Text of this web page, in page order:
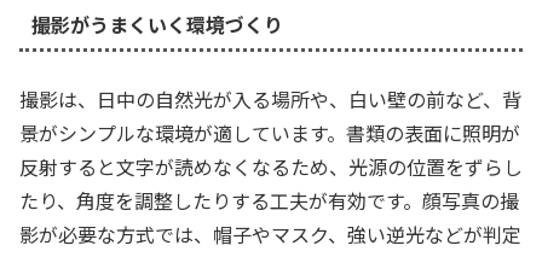
撮影がうまくいく環境づくり
撮影は、日中の自然光が入る場所や、白い壁の前など、背
景がシンプルな環境が適しています。書類の表面に照明が
反射すると文字が読めなくなるため、光源の位置をずらし
たり、角度を調整したりする工夫が有効です。顔写真の撮
影が必要な方式では、帽子やマスク、強い逆光などが判定